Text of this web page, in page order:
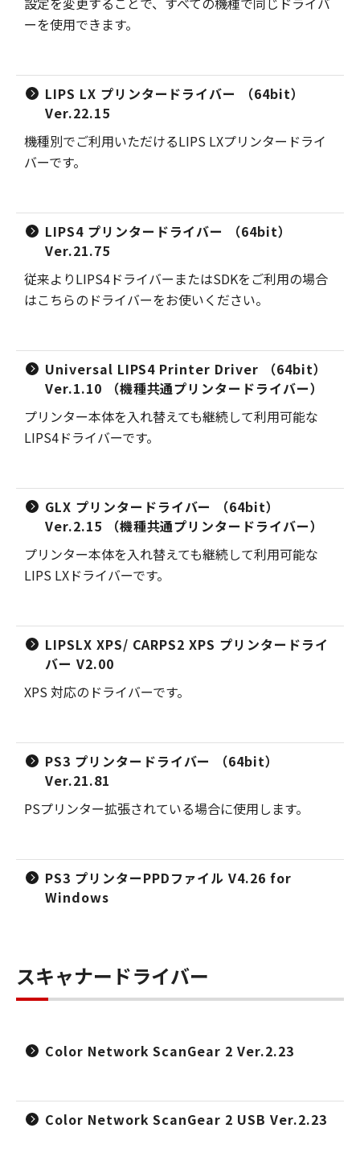
ーを使用できます。
LIPS LX プリンタードライバー （64bit）
Ver.22.15
機種別でご利用いただけるLIPS LXプリンタードライ
バーです。
LIPS4 プリンタードライバー （64bit）
Ver.21.75
従来よりLIPS4ドライバーまたはSDKをご利用の場合
はこちらのドライバーをお使いください。
Universal LIPS4 Printer Driver （64bit）
Ver.1.10 （機種共通プリンタードライバー）
プリンター本体を入れ替えても継続して利用可能な
LIPS4ドライバーです。
GLX プリンタードライバー （64bit）
Ver.2.15 （機種共通プリンタードライバー）
プリンター本体を入れ替えても継続して利用可能な
LIPS LXドライバーです。
LIPSLX XPS/ CARPS2 XPS プリンタードライ
バー V2.00
XPS 対応のドライバーです。
PS3 プリンタードライバー （64bit）
Ver.21.81
PSプリンター拡張されている場合に使用します。
PS3 プリンターPPDファイル V4.26 for
Windows
スキャナードライバー
Color Network ScanGear 2 Ver.2.23
Color Network ScanGear 2 USB Ver.2.23